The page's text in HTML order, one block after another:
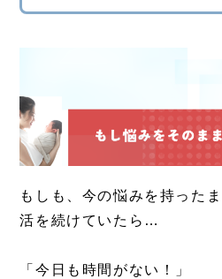
もしも、今の悩みを持った
活を続けていたら…
「今日も時間がない！」